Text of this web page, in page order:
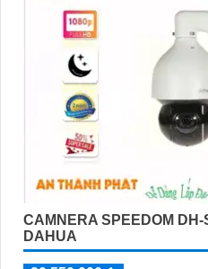
CAMNERA SPEEDOM
DAHUA